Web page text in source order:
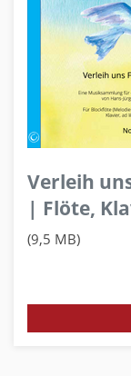
Verleih
| Flöte,
(9,5 MB)